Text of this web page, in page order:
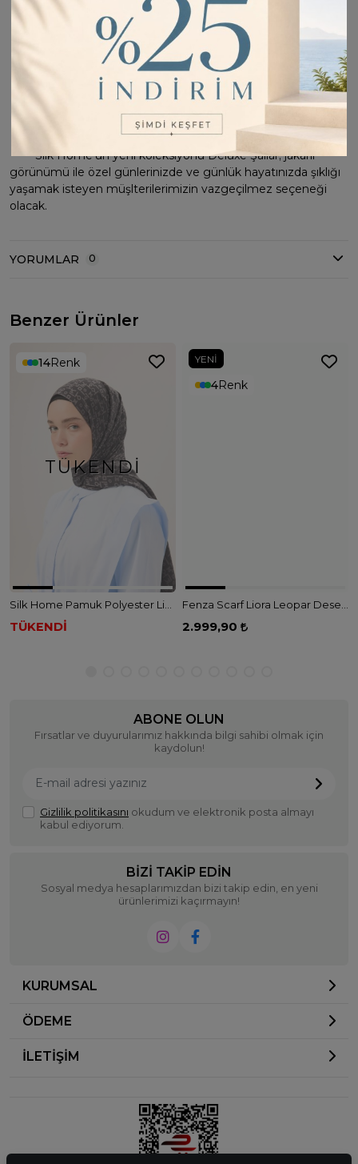
Ebat: 75x190cm
%60 Viscon, %40 Polyester
Hassas dokuma üründür
Yanar dönerli, parlak ve şık görünür
İç göstermez
Gün boyu bozulmadan kullanım rahatlığı sunar.
Doğal elyaf yapısı gereği yazın serin, kışın sıcak tutar.
Silk Home'un yeni koleksiyonu Deluxe Şallar; jakarlı
görünümü ile özel günlerinizde ve günlük hayatınızda şıklığı
yaşamak isteyen müşlterilerimizin vazgeçilmez seçeneği
olacak.
YORUMLAR 0
Benzer Ürünler
TÜKENDI
14Renk
TÜKENDİ
YENI
4Renk
2.999,90
ABONE OLUN
Fırsatlar ve duyurularımız hakkında bilgi sahibi olmak için
kaydolun!
Gizlilik politikasını okudum ve elektronik posta almayı
kabul ediyorum.
BIZI TAKIP EDIN
Sosyal medya hesaplarımızdan bizi takip edin, en yeni
ürünlerimizi kaçırmayın!
KURUMSAL
ÖDEME
İLETİŞİM